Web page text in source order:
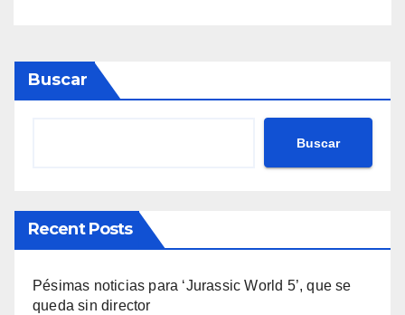
Buscar
Buscar
Recent Posts
Pésimas noticias para ‘Jurassic World 5’, que se
queda sin director